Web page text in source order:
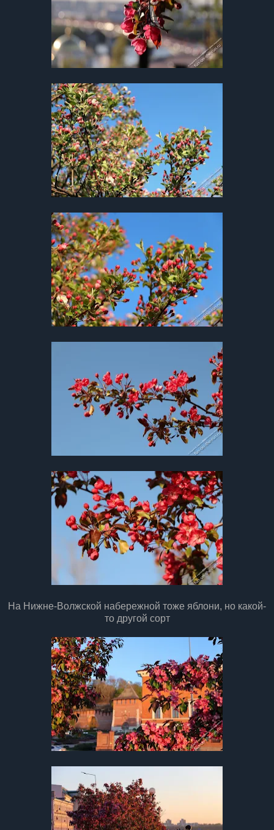
На Нижне-Волжской набережной тоже яблони, но какой-
то другой сорт